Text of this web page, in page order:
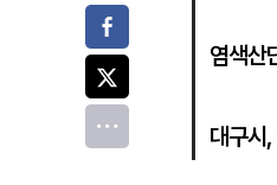
염색산
대구시